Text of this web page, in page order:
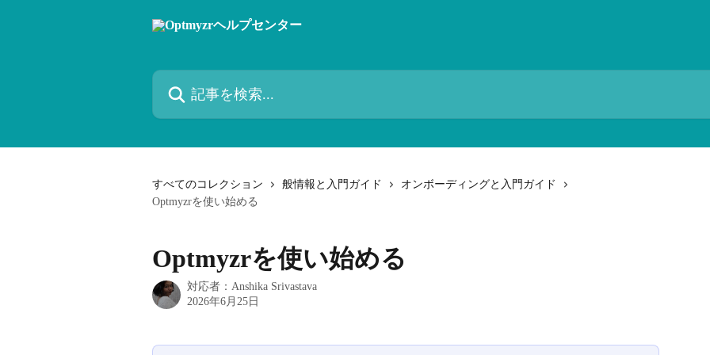
記事を検索...
すべてのコレクション 般情報と入門ガイド
オンボーディングと入門ガイド
Optmyzrを使い始める
Optmyzrを使い始める
対応者： Anshika Srivastava
2026年6月25日